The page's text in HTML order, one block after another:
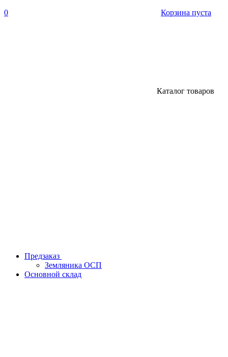
0 Корзина пуста
Каталог товаров
Предзаказ
Земляника ОСП
Основной склад